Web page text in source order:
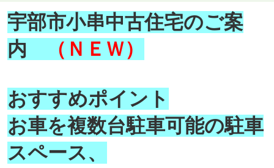
宇部市小串中古住宅のご案
内
（ＮＥＷ）
おすすめポイント
お車を複数台駐車可能の駐車
スペース、